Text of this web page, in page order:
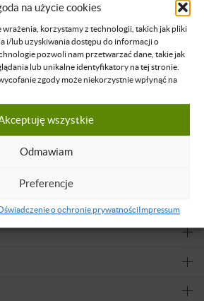
na użycie cookies
wrażenia, korzystamy z technologii, takich jak pliki
i/lub uzyskiwania dostępu do informacji o
pozwoli nam przetwarzać dane, takie jak
lub unikalne identyfikatory na tej stronie.
zgody może niekorzystnie wpłynąć na
wszystkie
Odmawiam
Preferencje
o ochronie prywatnościImpressum
nie spełnia podanych kryteriów.
nas!